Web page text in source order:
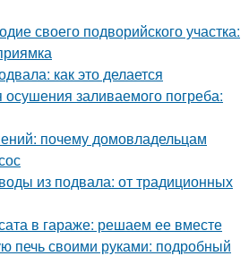
своего подворийского участка:
как это делается
заливаемого погреба:
почему домовладельцам
из подвала: от традиционных
в гараже: решаем ее вместе
печь своими руками: подробный